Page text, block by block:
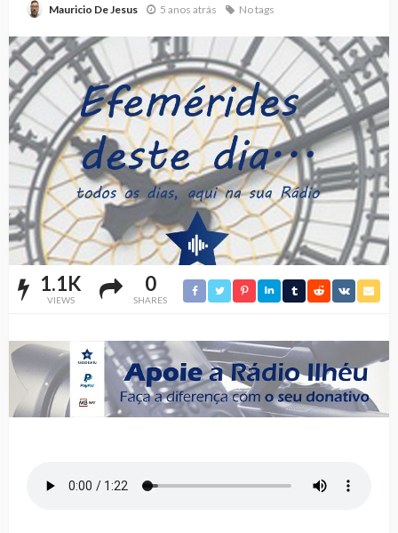
Mauricio De Jesus 5 anos atrás No tags
1.1K
VIEWS
0
SHARES